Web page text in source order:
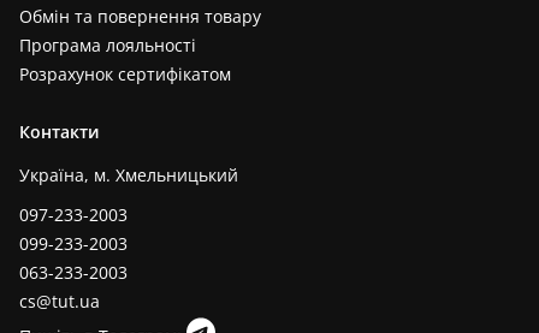
Обмін та повернення товару
Програма лояльності
Розрахунок сертифікатом
Контакти
Україна, м. Хмельницький
097-233-2003
099-233-2003
063-233-2003
cs@tut.ua